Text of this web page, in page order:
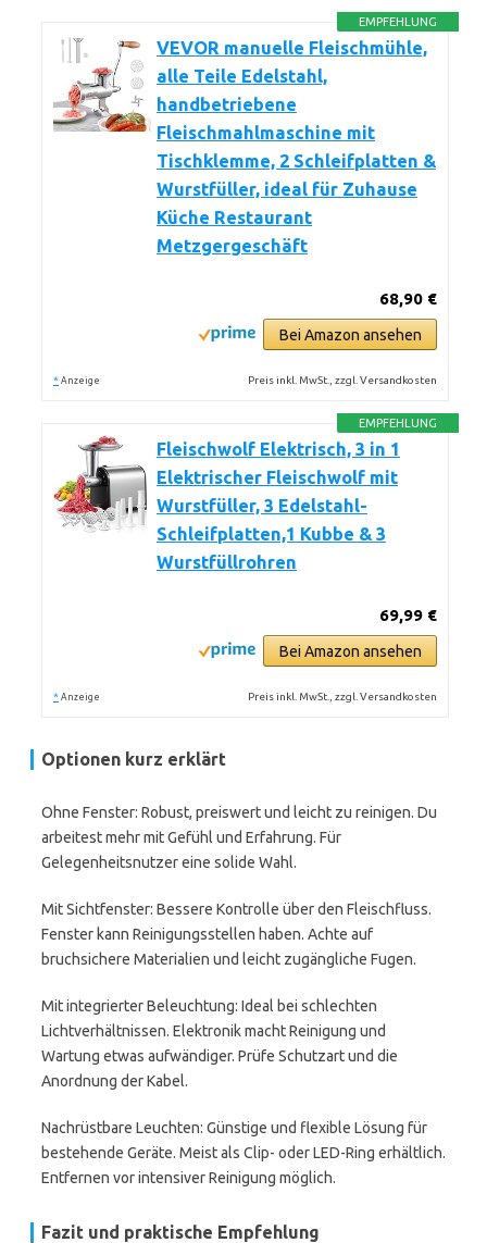
EMPFEHLUNG
VEVOR manuelle Fleischmühle,
alle Teile Edelstahl,
handbetriebene
Fleischmahlmaschine mit
Tischklemme, 2 Schleifplatten &
Wurstfüller, ideal für Zuhause
Küche Restaurant
Metzgergeschäft
68,90 €
Bei Amazon ansehen
* Anzeige Preis inkl. MwSt., zzgl. Versandkosten
EMPFEHLUNG
Fleischwolf Elektrisch, 3 in 1
Elektrischer Fleischwolf mit
Wurstfüller, 3 Edelstahl-
Schleifplatten,1 Kubbe & 3
Wurstfüllrohren
69,99 €
Bei Amazon ansehen
* Anzeige Preis inkl. MwSt., zzgl. Versandkosten
Optionen kurz erklärt
Ohne Fenster: Robust, preiswert und leicht zu reinigen. Du
arbeitest mehr mit Gefühl und Erfahrung. Für
Gelegenheitsnutzer eine solide Wahl.
Mit Sichtfenster: Bessere Kontrolle über den Fleischfluss.
Fenster kann Reinigungsstellen haben. Achte auf
bruchsichere Materialien und leicht zugängliche Fugen.
Mit integrierter Beleuchtung: Ideal bei schlechten
Lichtverhältnissen. Elektronik macht Reinigung und
Wartung etwas aufwändiger. Prüfe Schutzart und die
Anordnung der Kabel.
Nachrüstbare Leuchten: Günstige und flexible Lösung für
bestehende Geräte. Meist als Clip- oder LED-Ring erhältlich.
Entfernen vor intensiver Reinigung möglich.
Fazit und praktische Empfehlung